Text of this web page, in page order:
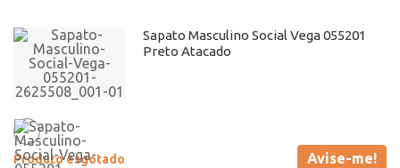
Sapato Masculino Social Vega 055201
Preto Atacado
Produto esgotado Avise-me!